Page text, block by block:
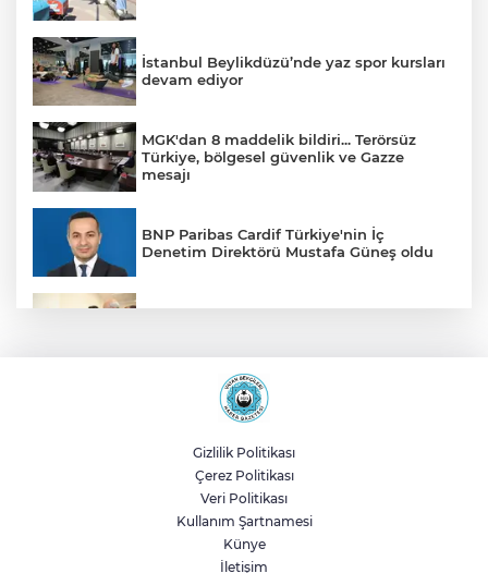
İstanbul Beylikdüzü’nde yaz spor kursları
devam ediyor
MGK'dan 8 maddelik bildiri... Terörsüz
Türkiye, bölgesel güvenlik ve Gazze
mesajı
BNP Paribas Cardif Türkiye'nin İç
Denetim Direktörü Mustafa Güneş oldu
Sakarya’da ücretsiz doğalgaza
kavuşacaklar
Yalova'da makine arızası yapan tanker
güvenli bölgeye çekildi
Gizlilik Politikası
Çerez Politikası
Veri Politikası
Kullanım Şartnamesi
Künye
İletişim